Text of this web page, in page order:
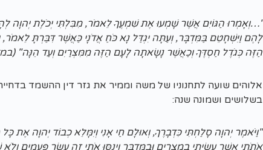
"…וְאָמְרוּ הַגּוֹיִם אֲשֶׁר שָׁמְעוּ אֶת שִׁמְעֲךָ לֵאמֹר, מִבִּלְתִּי יְכֹלֶת
לָהֶם וַיִּשְׁחָטֵם בַּמִּדְבָּר, וְעַתָּה יִגְדַּל נָא כֹּחַ אֲדֹנָי כַּאֲשֶׁר דִּבַּרְתָּ לֵאמֹר,
הַזֶּה כְּגֹדֶל חַסְדֶּךָ וְכַאֲשֶׁר נָשָׂאתָה לָעָם הַזֶּה מִמִּצְרַיִם וְעַד הֵנָּה"
אלוהים שועה לתחנוניו של משה וממיר את גזר דין ההשמד
בשלושים ושמונה שנה:
"וַיֹּאמֶר יְהוָה סָלַחְתִּי כִּדְבָרֶךָ, וְאוּלָם חַי אָנִי וְיִמָּלֵא כְבוֹד יְהוָה אֶת
אֹתֹתַי אֲשֶׁר עָשִׂיתִי בְמִצְרַיִם וּבַמִּדְבָּר וַיְנַסּוּ אֹתִי זֶה עֶשֶׂר פְּעָמִים